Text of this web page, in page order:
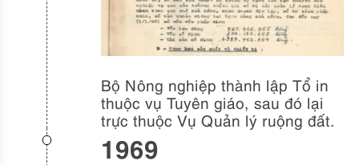
Bộ Nông nghiệp thành lập Tổ in
thuộc vụ Tuyên giáo, sau đó lại
trực thuộc Vụ Quản lý ruộng đất.
1969